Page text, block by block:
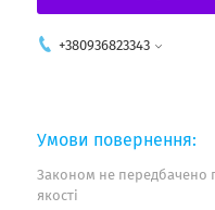
+380936823343
Законом не передбачено
якості